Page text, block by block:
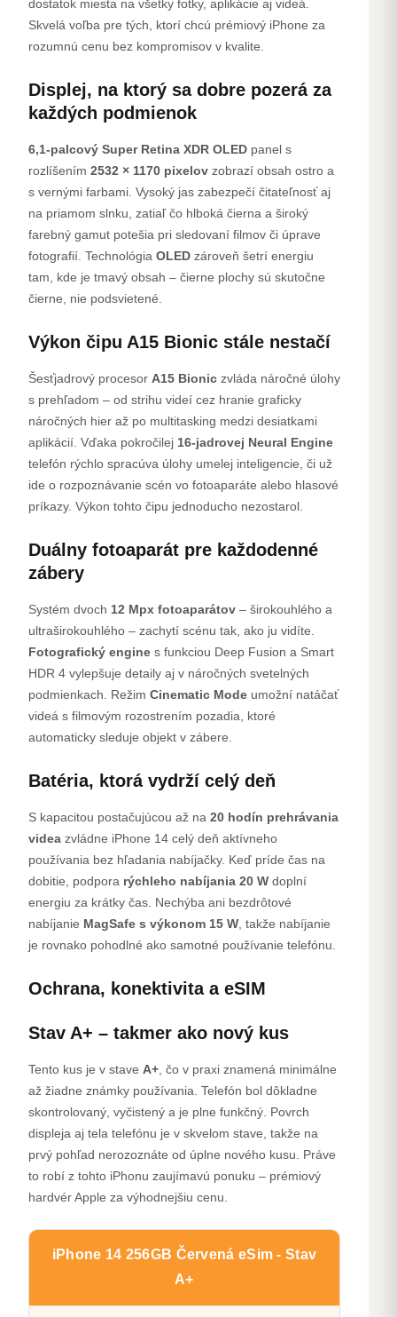
dostatok miesta na všetky fotky, aplikácie aj videá.
Skvelá voľba pre tých, ktorí chcú prémiový iPhone za
rozumnú cenu bez kompromisov v kvalite.
Displej, na ktorý sa dobre pozerá za
každých podmienok
6,1-palcový Super Retina XDR OLED panel s
rozlíšením 2532 × 1170 pixelov zobrazí obsah ostro a
s vernými farbami. Vysoký jas zabezpečí čitateľnosť aj
na priamom slnku, zatiaľ čo hlboká čierna a široký
farebný gamut potešia pri sledovaní filmov či úprave
fotografií. Technológia OLED zároveň šetrí energiu
tam, kde je tmavý obsah – čierne plochy sú skutočne
čierne, nie podsvietené.
Výkon čipu A15 Bionic stále nestačí
Šesťjadrový procesor A15 Bionic zvláda náročné úlohy
s prehľadom – od strihu videí cez hranie graficky
náročných hier až po multitasking medzi desiatkami
aplikácií. Vďaka pokročilej 16-jadrovej Neural Engine
telefón rýchlo spracúva úlohy umelej inteligencie, či už
ide o rozpoznávanie scén vo fotoaparáte alebo hlasové
príkazy. Výkon tohto čipu jednoducho nezostarol.
Duálny fotoaparát pre každodenné
zábery
Systém dvoch 12 Mpx fotoaparátov – širokouhlého a
ultraširokouhlého – zachytí scénu tak, ako ju vidíte.
Fotografický engine s funkciou Deep Fusion a Smart
HDR 4 vylepšuje detaily aj v náročných svetelných
podmienkach. Režim Cinematic Mode umožní natáčať
videá s filmovým rozostrením pozadia, ktoré
automaticky sleduje objekt v zábere.
Batéria, ktorá vydrží celý deň
S kapacitou postačujúcou až na 20 hodín prehrávania
videa zvládne iPhone 14 celý deň aktívneho
používania bez hľadania nabíjačky. Keď príde čas na
dobitie, podpora rýchleho nabíjania 20 W doplní
energiu za krátky čas. Nechýba ani bezdrôtové
nabíjanie MagSafe s výkonom 15 W , takže nabíjanie
je rovnako pohodlné ako samotné používanie telefónu.
Ochrana, konektivita a eSIM
Stav A+ – takmer ako nový kus
Tento kus je v stave A+ , čo v praxi znamená minimálne
až žiadne známky používania. Telefón bol dôkladne
skontrolovaný, vyčistený a je plne funkčný. Povrch
displeja aj tela telefónu je v skvelom stave, takže na
prvý pohľad nerozoznáte od úplne nového kusu. Práve
to robí z tohto iPhonu zaujímavú ponuku – prémiový
hardvér Apple za výhodnejšiu cenu.
iPhone 14 256GB Červená eSim - Stav
A+